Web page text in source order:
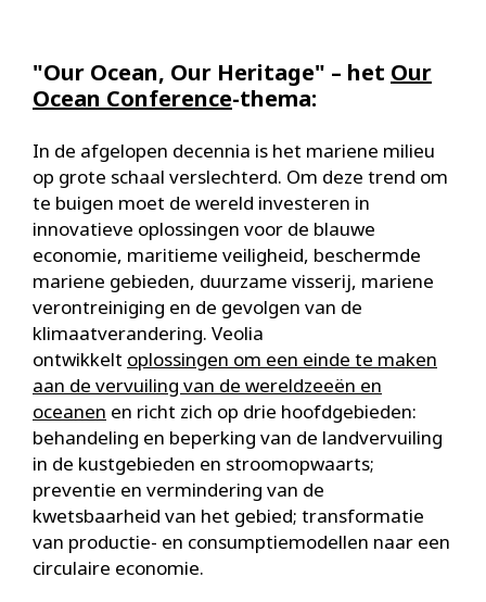
"Our Ocean, Our Heritage" – het Our
Ocean Conference-thema:
In de afgelopen decennia is het mariene milieu
op grote schaal verslechterd. Om deze trend om
te buigen moet de wereld investeren in
innovatieve oplossingen voor de blauwe
economie, maritieme veiligheid, beschermde
mariene gebieden, duurzame visserij, mariene
verontreiniging en de gevolgen van de
klimaatverandering. Veolia
ontwikkelt oplossingen om een einde te maken
aan de vervuiling van de wereldzeeën en
oceanen en richt zich op drie hoofdgebieden:
behandeling en beperking van de landvervuiling
in de kustgebieden en stroomopwaarts;
preventie en vermindering van de
kwetsbaarheid van het gebied; transformatie
van productie- en consumptiemodellen naar een
circulaire economie.